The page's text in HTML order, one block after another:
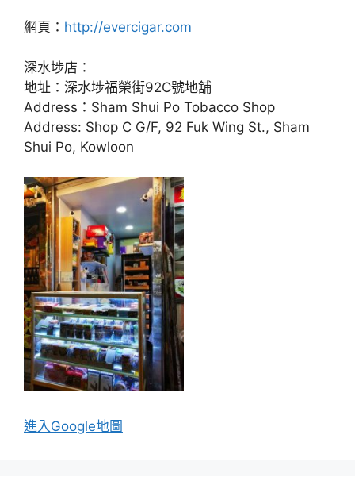
網頁： http://evercigar.com
深水埗店：
地址：深水埗福榮街92C號地舖
Address：Sham Shui Po Tobacco Shop
Address: Shop C G/F, 92 Fuk Wing St., Sham
Shui Po, Kowloon
進入Google地圖